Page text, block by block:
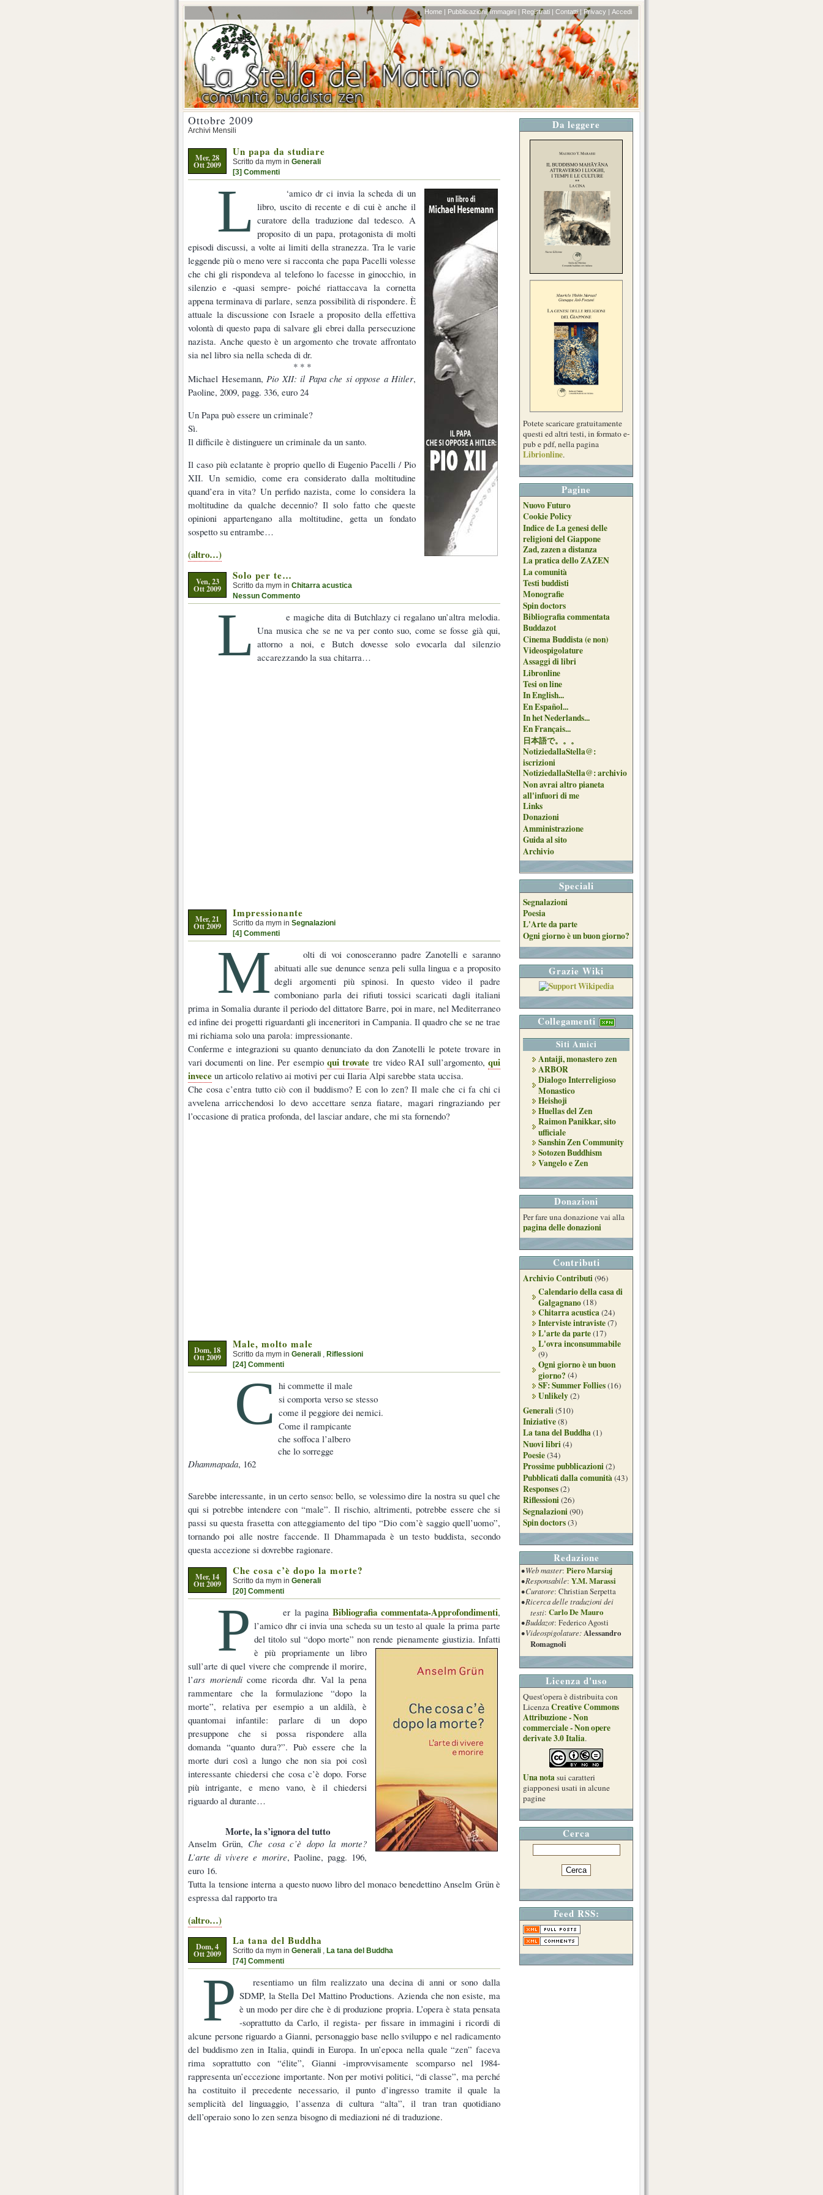
Home | Pubblicazioni| Immagini | Registrati | Contatti | Privacy | Accedi
Ottobre 2009
Archivi Mensili
Mer, 28
Ott 2009
Un papa da studiare
Scritto da mym in Generali
[3] Commenti
L
‘amico dr ci invia la scheda di un
libro, uscito di recente e di cui è anche il
curatore della traduzione dal tedesco. A
proposito di un papa, protagonista di molti
episodi discussi, a volte ai limiti della stranezza. Tra le varie
leggende più o meno vere si racconta che papa Pacelli volesse
che chi gli rispondeva al telefono lo facesse in ginocchio, in
silenzio e -quasi sempre- poiché riattaccava la cornetta
appena terminava di parlare, senza possibilità di rispondere. È
attuale la discussione con Israele a proposito della effettiva
volontà di questo papa di salvare gli ebrei dalla persecuzione
nazista. Anche questo è un argomento che trovate affrontato
sia nel libro sia nella scheda di dr.
* * *
Michael Hesemann, Pio XII: il Papa che si oppose a Hitler,
Paoline, 2009, pagg. 336, euro 24
Un Papa può essere un criminale?
Sì.
Il difficile è distinguere un criminale da un santo.
Il caso più eclatante è proprio quello di Eugenio Pacelli / Pio
XII. Un semidio, come era considerato dalla moltitudine
quand’era in vita? Un perfido nazista, come lo considera la
moltitudine da qualche decennio? Il solo fatto che queste
opinioni appartengano alla moltitudine, getta un fondato
sospetto su entrambe…
(altro…)
Ven, 23
Ott 2009
Solo per te…
Scritto da mym in Chitarra acustica
Nessun Commento
L
e magiche dita di Butchlazy ci regalano un’altra melodia.
Una musica che se ne va per conto suo, come se fosse già qui,
attorno a noi, e Butch dovesse solo evocarla dal silenzio
accarezzando la sua chitarra…
Mer, 21
Ott 2009
Impressionante
Scritto da mym in Segnalazioni
[4] Commenti
M
olti di voi conosceranno padre Zanotelli e saranno
abituati alle sue denunce senza peli sulla lingua e a proposito
degli argomenti più spinosi. In questo video il padre
comboniano parla dei rifiuti tossici scaricati dagli italiani
prima in Somalia durante il periodo del dittatore Barre, poi in mare, nel Mediterraneo
ed infine dei progetti riguardanti gli inceneritori in Campania. Il quadro che se ne trae
mi richiama solo una parola: impressionante.
Conferme e integrazioni su quanto denunciato da don Zanotelli le potete trovare in
vari documenti on line. Per esempio qui trovate tre video RAI sull’argomento,qui
invece un articolo relativo ai motivi per cui Ilaria Alpi sarebbe stata uccisa.
Che cosa c’entra tutto ciò con il buddismo? E con lo zen? Il male che ci fa chi ci
avvelena arricchendosi lo devo accettare senza fiatare, magari ringraziando per
l’occasione di pratica profonda, del lasciar andare, che mi sta fornendo?
Dom, 18
Ott 2009
Male, molto male
Scritto da mym in Generali
Riflessioni
[24] Commenti
C hi commette il male
si comporta verso se stesso
come il peggiore dei nemici.
Come il rampicante
che soffoca l’albero
che lo sorregge
Dhammapada, 162
Sarebbe interessante, in un certo senso: bello, se volessimo dire la nostra su quel che
qui si potrebbe intendere con “male”. Il rischio, altrimenti, potrebbe essere che si
passi su questa frasetta con atteggiamento del tipo “Dio com’è saggio quell’uomo”,
tornando poi alle nostre faccende. Il Dhammapada è un testo buddista, secondo
questa accezione si dovrebbe ragionare.
Mer, 14
Ott 2009
Che cosa c’è dopo la morte?
Scritto da mym in Generali
[20] Commenti
P er la paginaBibliografia commentata-Approfondimenti,
l’amico dhr ci invia una scheda su un testo al quale la prima parte
del titolo sul “dopo morte” non rende pienamente giustizia. Infatti
è più propriamente un libro
sull’arte di quel vivere che comprende il morire,
l’ars moriendicome ricorda dhr. Val la pena
rammentare che la formulazione “dopo la
morte”, relativa per esempio a un aldilà, è
quantomai infantile: parlare di un dopo
presuppone che si possa rispondere alla
domanda “quanto dura?”. Può essere che la
morte duri così a lungo che non sia poi così
interessante chiedersi che cosa c’è dopo. Forse
più intrigante, e meno vano, è il chiedersi
riguardo al durante…
Morte, la s’ignora del tutto
Anselm Grün, Che cosa c’è dopo la morte?
L’arte di vivere e morire, Paoline, pagg. 196,
euro 16.
Tutta la tensione interna a questo nuovo libro del monaco benedettino Anselm Grün è
espressa dal rapporto tra
(altro…)
Dom, 4
Ott 2009
La tana del Buddha
Scritto da mym in Generali , La tana del Buddha
[74] Commenti
P
resentiamo un film realizzato una decina di anni or sono dalla
SDMP, la Stella Del Mattino Productions. Azienda che non esiste, ma
è un modo per dire che è di produzione propria. L’opera è stata pensata
-soprattutto da Carlo, il regista- per fissare in immagini i ricordi di
alcune persone riguardo a Gianni, personaggio base nello sviluppo e nel radicamento
del buddismo zen in Italia, quindi in Europa. In un’epoca nella quale “zen” faceva
rima soprattutto con “élite”, Gianni -improvvisamente scomparso nel 1984-
rappresenta un’eccezione importante. Non per motivi politici, “di classe”, ma perché
ha costituito il precedente necessario, il punto d’ingresso tramite il quale la
semplicità del linguaggio, l’assenza di cultura “alta”, il tran tran quotidiano
dell’operaio sono lo zen senza bisogno di mediazioni né di traduzione.
Da leggere
Potete scaricare gratuitamente
questi ed altri testi, in formato e-
pub e pdf, nella pagina
Librionline.
Pagine
Nuovo Futuro
Cookie Policy
Indice de La genesi delle
religioni del Giappone
Zad, zazen a distanza
La pratica dello ZAZEN
La comunità
Testi buddisti
Monografie
Spin doctors
Bibliografia commentata
Buddazot
Cinema Buddista (e non)
Videospigolature
Assaggi di libri
Libronline
Tesi on line
In English...
En Español...
In het Nederlands...
En Français...
日本語で。。。
NotiziedallaStella@:
iscrizioni
NotiziedallaStella@: archivio
Non avrai altro pianeta
all'infuori di me
Links
Donazioni
Amministrazione
Guida al sito
Archivio
Speciali
Segnalazioni
Poesia
L'Arte da parte
Ogni giorno è un buon giorno?
Grazie Wiki
Collegamenti
Siti Amici
Antaiji, monastero zen
ARBOR
Dialogo Interreligioso
Monastico
Heishoji
Huellas del Zen
Raimon Panikkar, sito
ufficiale
Sanshin Zen Community
Sotozen Buddhism
Vangelo e Zen
Donazioni
Per fare una donazione vai alla
pagina delle donazioni
Contributi
Archivio Contributi(96)
Calendario della casa di
Galgagnano(18)
Chitarra acustica(24)
Interviste intraviste(7)
L'arte da parte(17)
L'ovra inconsummabile
(9)
Ogni giorno è un buon
giorno? (4)
SF: Summer Follies(16)
Unlikely(2)
Generali(510)
Iniziative(8)
La tana del Buddha(1)
Nuovi libri(4)
Poesie(34)
Prossime pubblicazioni(2)
Pubblicati dalla comunità(43)
Responses(2)
Riflessioni(26)
Segnalazioni(90)
Spin doctors(3)
Redazione
• Web master: Piero Marsiaj
• Responsabile: Y.M. Marassi
• Curatore: Christian Serpetta
• Ricerca delle traduzioni dei
testi: Carlo De Mauro
• Buddazot: Federico Agosti
• Videospigolature:Alessandro
Romagnoli
Licenza d'uso
Quest'opera è distribuita con
LicenzaCreative Commons
Attribuzione - Non
commerciale - Non opere
derivate 3.0 Italia.
Una notasui caratteri
giapponesi usati in alcune
pagine
Cerca
Feed RSS: